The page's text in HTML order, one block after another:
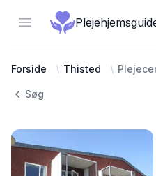
Open menu
Forside Thisted
Søg